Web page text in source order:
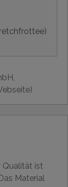
Qualität ist
Material